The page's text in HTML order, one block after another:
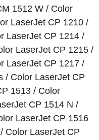
1512 W / Color
LaserJet CP 1210 /
LaserJet CP 1214 /
LaserJet CP 1215 /
LaserJet CP 1217 /
/ Color LaserJet CP
1513 / Color
CP 1514 N /
LaserJet CP 1516
Color LaserJet CP